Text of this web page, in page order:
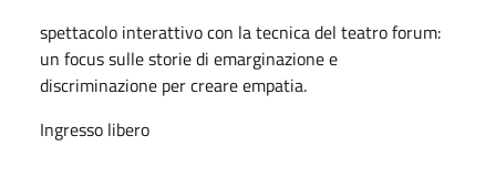
spettacolo interattivo con la tecnica del teatro forum:
un focus sulle storie di emarginazione e
discriminazione per creare empatia.
Ingresso libero